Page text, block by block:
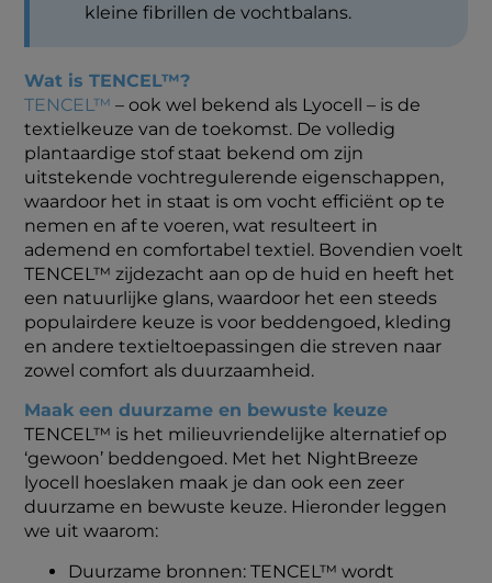
kleine fibrillen de vochtbalans.
Wat is TENCEL™?
TENCEL™ – ook wel bekend als Lyocell – is de
textielkeuze van de toekomst. De volledig
plantaardige stof staat bekend om zijn
uitstekende vochtregulerende eigenschappen,
waardoor het in staat is om vocht efficiënt op te
nemen en af te voeren, wat resulteert in
ademend en comfortabel textiel. Bovendien voelt
TENCEL™ zijdezacht aan op de huid en heeft het
een natuurlijke glans, waardoor het een steeds
populairdere keuze is voor beddengoed, kleding
en andere textieltoepassingen die streven naar
zowel comfort als duurzaamheid.
Maak een duurzame en bewuste keuze
TENCEL™ is het milieuvriendelijke alternatief op
‘gewoon’ beddengoed. Met het NightBreeze
lyocell hoeslaken maak je dan ook een zeer
duurzame en bewuste keuze. Hieronder leggen
we uit waarom:
Duurzame bronnen: TENCEL™ wordt